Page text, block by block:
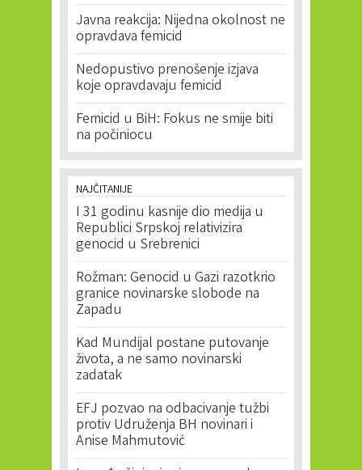
Javna reakcija: Nijedna okolnost ne
opravdava femicid
Nedopustivo prenošenje izjava
koje opravdavaju femicid
Femicid u BiH: Fokus ne smije biti
na počiniocu
NAJČITANIJE
I 31 godinu kasnije dio medija u
Republici Srpskoj relativizira
genocid u Srebrenici
Rožman: Genocid u Gazi razotkrio
granice novinarske slobode na
Zapadu
Kad Mundijal postane putovanje
života, a ne samo novinarski
zadatak
EFJ pozvao na odbacivanje tužbi
protiv Udruženja BH novinari i
Anise Mahmutović